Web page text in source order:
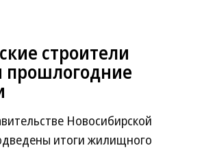
строители
прошлогодние
Новосибирской
итоги жилищного